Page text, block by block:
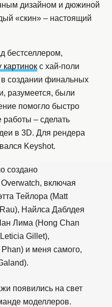
дизайном и дюжиной
«скин» – настоящий
бестселлером,
с хай-поли
создании финальных
разумеется, были
помогло быстро
работы – сделать
в 3D. Для рендера
Keyshot.
создано
включая
Тейлора (Matt
Найлса Даблдея
Лима (Hong Chan
Gillet),
и меня самого,
появились на свет
моделлеров.